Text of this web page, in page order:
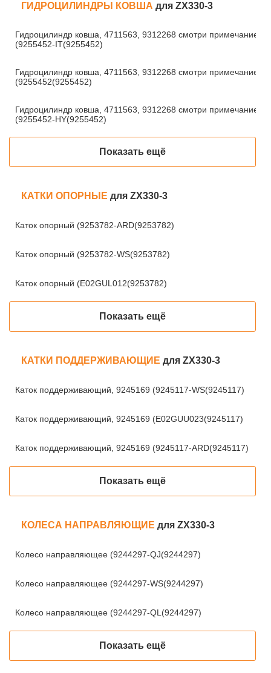
ГИДРОЦИЛИНДРЫ КОВША для ZX330-3
Гидроцилиндр ковша, 4711563, 9312268 смотри примечание!
(9255452-IT(9255452)
Гидроцилиндр ковша, 4711563, 9312268 смотри примечание!
(9255452(9255452)
Гидроцилиндр ковша, 4711563, 9312268 смотри примечание!
(9255452-HY(9255452)
Показать ещё
КАТКИ ОПОРНЫЕ для ZX330-3
Каток опорный (9253782-ARD(9253782)
Каток опорный (9253782-WS(9253782)
Каток опорный (E02GUL012(9253782)
Показать ещё
КАТКИ ПОДДЕРЖИВАЮЩИЕ для ZX330-3
Каток поддерживающий, 9245169 (9245117-WS(9245117)
Каток поддерживающий, 9245169 (E02GUU023(9245117)
Каток поддерживающий, 9245169 (9245117-ARD(9245117)
Показать ещё
КОЛЕСА НАПРАВЛЯЮЩИЕ для ZX330-3
Колесо направляющее (9244297-QJ(9244297)
Колесо направляющее (9244297-WS(9244297)
Колесо направляющее (9244297-QL(9244297)
Показать ещё